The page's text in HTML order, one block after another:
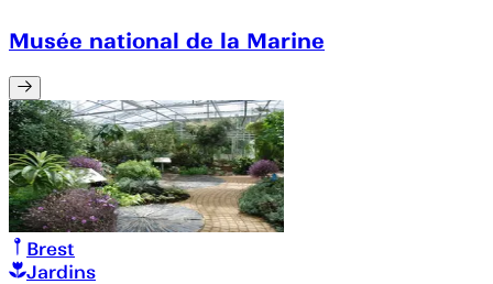
Musée national de la Marine
Brest
Jardins